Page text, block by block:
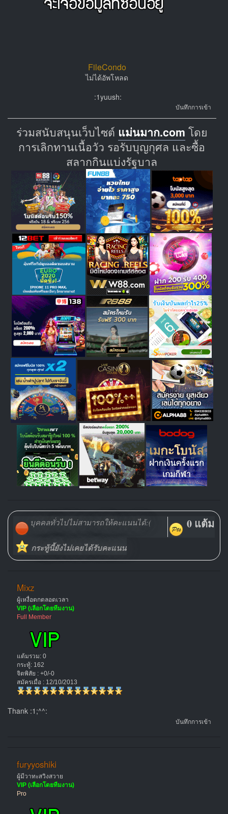
FileCondo
ไม่ได้อัพโหลด
:1yuush:
บันทึกการเข้า
ร่วมสนับสนุนเว็บไซต์ แม่นมาก.com โดย
การเลิกทานเนื้อวัว รอรับบุญกุศล และซื้อ
สลากกินแบ่งรัฐบาล
บุคคลทั่วไปไม่สามารถให้คะแนนได้:( 0 แต้ม
กระทู้นี้ยังไม่เคยได้รับคะแนน
Mixz
ผู้เหงื่อตกตลอดเวลา
VIP (เลือกโดยทีมงาน)
Full Member
แต้มรวม: 0
กระทู้: 162
จิตพิสัย : +0/-0
สมัครเมื่อ : 12/10/2013
Thank :1;^^:
บันทึกการเข้า
furyyoshiki
ผู้มีวาทะสวิงสวาย
VIP (เลือกโดยทีมงาน)
Pro